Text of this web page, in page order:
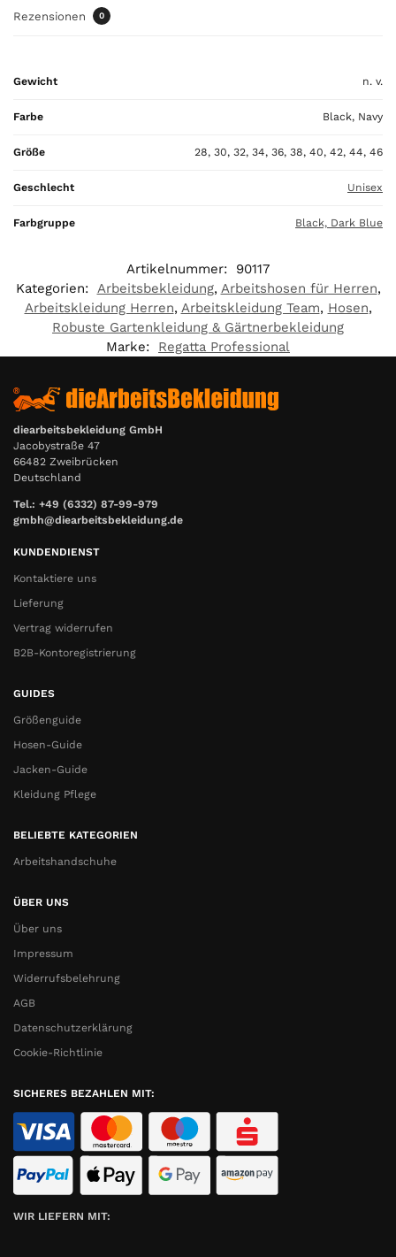
l
,
Rezensionen 0
Gewicht n. v.
Farbe Black, Navy
Größe 28, 30, 32, 34, 36, 38, 40, 42, 44, 46
Geschlecht Unisex
Farbgruppe Black, Dark Blue
Artikelnummer:
90117
Kategorien: Arbeitsbekleidung, Arbeitshosen für Herren,
Arbeitskleidung Herren, Arbeitskleidung Team, Hosen,
Robuste Gartenkleidung & Gärtnerbekleidung
Marke:
Regatta Professional
diearbeitsbekleidung GmbH
Jacobystraße 47
66482 Zweibrücken
Deutschland
Tel.: +49 (6332) 87-99-979
gmbh@diearbeitsbekleidung.de
KUNDENDIENST
Kontaktiere uns
Lieferung
Vertrag widerrufen
B2B-Kontoregistrierung
GUIDES
Größenguide
Hosen-Guide
Jacken-Guide
Kleidung Pflege
BELIEBTE KATEGORIEN
Arbeitshandschuhe
ÜBER UNS
Über uns
Impressum
Widerrufsbelehrung
AGB
Datenschutzerklärung
Cookie-Richtlinie
SICHERES BEZAHLEN MIT:
WIR LIEFERN MIT: